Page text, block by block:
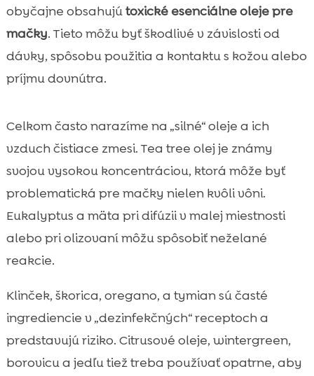
obyčajne obsahujútoxické esenciálne oleje pre
mačky. Tieto môžu byť škodlivé v závislosti od
dávky, spôsobu použitia a kontaktu s kožou alebo
príjmu dovnútra.
Celkom často narazíme na „silné“ oleje a ich
vzduch čistiace zmesi. Tea tree olej je známy
svojou vysokou koncentráciou, ktorá môže byť
problematická pre mačky nielen kvôli vôni.
Eukalyptus a mäta pri difúzii v malej miestnosti
alebo pri olizovaní môžu spôsobiť neželané
reakcie.
Klinček, škorica, oregano, a tymian sú časté
ingrediencie v „dezinfekčných“ receptoch a
predstavujú riziko. Citrusové oleje, wintergreen,
borovicu a jedľu tiež treba používať opatrne, aby